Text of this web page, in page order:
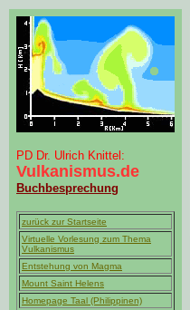
PD Dr. Ulrich Knittel:
Vulkanismus.de
Buchbesprechung
zurück zur Startseite
Virtuelle Vorlesung zum Thema
Vulkanismus
Entstehung von Magma
Mount Saint Helens
Homepage Taal (Philippinen)